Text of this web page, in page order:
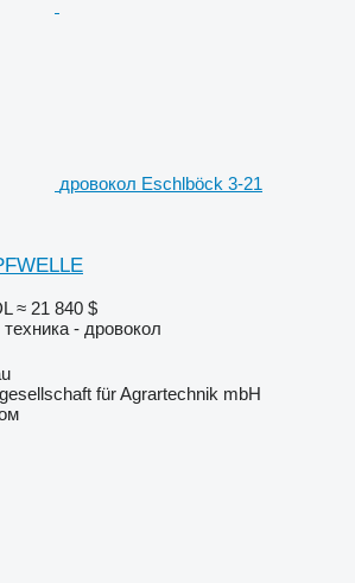
дровокол Eschlböck 3-21
≈ 21 840 $
- дровокол
für Agrartechnik mbH